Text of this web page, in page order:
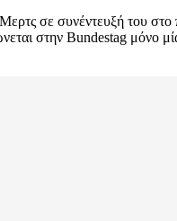
σε συνέντευξή του στο
στην Bundestag μόνο